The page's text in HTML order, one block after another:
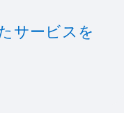
サービスを